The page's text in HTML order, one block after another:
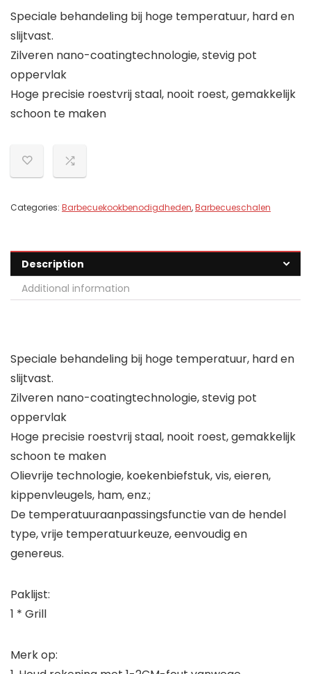
Speciale behandeling bij hoge temperatuur, hard en
slijtvast.
Zilveren nano-coatingtechnologie, stevig pot
oppervlak
Hoge precisie roestvrij staal, nooit roest, gemakkelijk
schoon te maken
Categories: Barbecuekookbenodigdheden,Barbecueschalen
Description
Additional information
Speciale behandeling bij hoge temperatuur, hard en
slijtvast.
Zilveren nano-coatingtechnologie, stevig pot
oppervlak
Hoge precisie roestvrij staal, nooit roest, gemakkelijk
schoon te maken
Olievrije technologie, koekenbiefstuk, vis, eieren,
kippenvleugels, ham, enz.;
De temperatuuraanpassingsfunctie van de hendel
type, vrije temperatuurkeuze, eenvoudig en
genereus.
Paklijst:
1 * Grill
Merk op: